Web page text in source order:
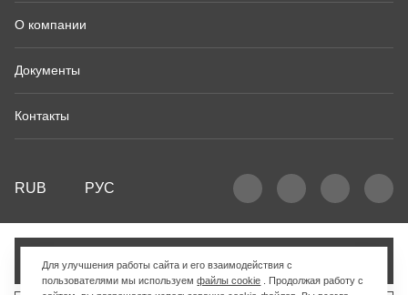
Добавить в корзину
О компании
Документы
Контакты
RUB РУС
Для улучшения работы сайта и его взаимодействия с
пользователями мы используемфайлы cookie . Продолжая работу с